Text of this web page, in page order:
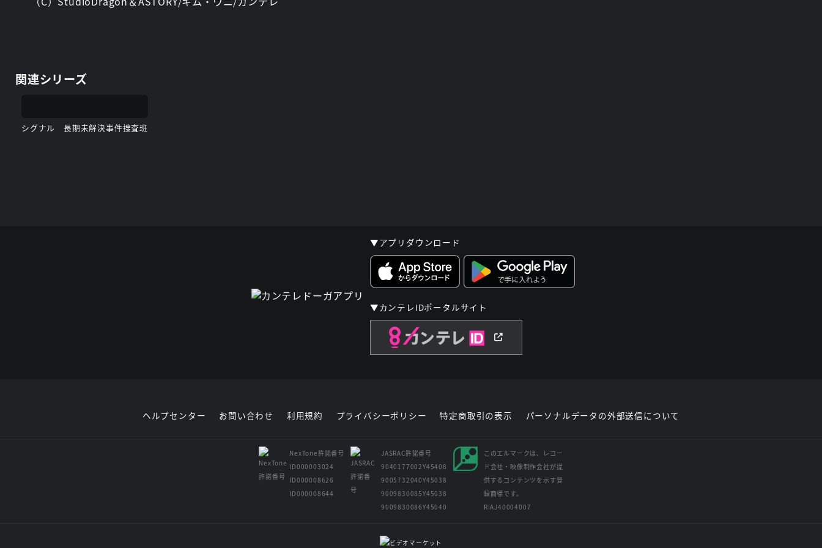
関連シリーズ
シグナル 長期未解決事件捜査班
▼アプリダウンロード
▼カンテレIDポータルサイト
ヘルプセンター お問い合わせ 利用規約 プライバシーポリシー 特定商取引の表示 パーソナルデータの外部送信について
NexTone許諾番号
ID000003024
ID000008626
ID000008644
JASRAC許諾番号
9040177002Y45408
9005732040Y45038
9009830085Y45038
9009830086Y45040
このエルマークは、レコー
ド会社・映像制作会社が提
供するコンテンツを示す登
録商標です。
RIAJ40004007